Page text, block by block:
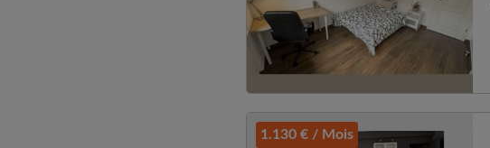
1.130 € / Mois